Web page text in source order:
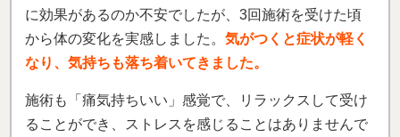
に効果があるのか不安でしたが、3回施術を受けた頃
から体の変化を実感しました。 気がつくと症状が軽く
なり、気持ちも落ち着いてきました。
施術も「痛気持ちいい」感覚で、リラックスして受け
ることができ、ストレスを感じることはありませんで